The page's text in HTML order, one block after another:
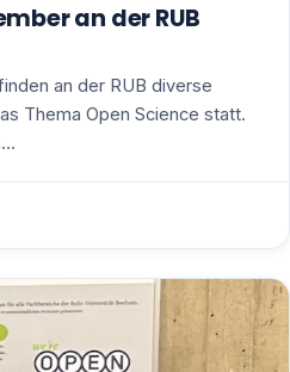
an der RUB
an der RUB diverse
Thema Open Science statt.